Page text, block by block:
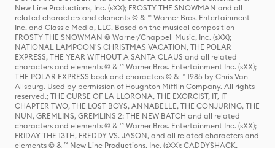
New Line Productions, Inc. (sXX); FROSTY THE SNOWMAN and all
related characters and elements © & ™ Warner Bros. Entertainment
Inc. and Classic Media, LLC. Based on the musical composition
FROSTY THE SNOWMAN © Warner/Chappell Music, Inc. (sXX);
NATIONAL LAMPOON'S CHRISTMAS VACATION, THE POLAR
EXPRESS, THE YEAR WITHOUT A SANTA CLAUS and all related
characters and elements © & ™ Warner Bros. Entertainment Inc. (sXX);
THE POLAR EXPRESS book and characters © & ™ 1985 by Chris Van
Allsburg. Used by permission of Houghton Mifflin Company. All rights
reserved.; THE CURSE OF LA LLORONA, THE EXORCIST, IT, IT
CHAPTER TWO, THE LOST BOYS, ANNABELLE, THE CONJURING, THE
NUN, GREMLINS, GREMLINS 2: THE NEW BATCH and all related
characters and elements © & ™ Warner Bros. Entertainment Inc. (sXX);
FRIDAY THE 13TH, FREDDY VS. JASON, and all related characters and
elements © & ™ New Line Productions, Inc. (sXX); CADDYSHACK,